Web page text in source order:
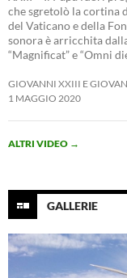
che sgretolò la cortina
del Vaticano e della
sonora è arricchita
“Magnificat” e “Omni
GIOVANNI XXIII E
1 MAGGIO 2020
ALTRI VIDEO →
GALLERIE